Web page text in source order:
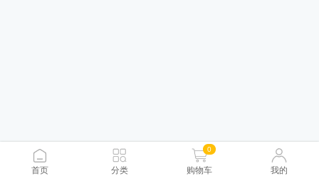
首页 分类
0
购物车 我的